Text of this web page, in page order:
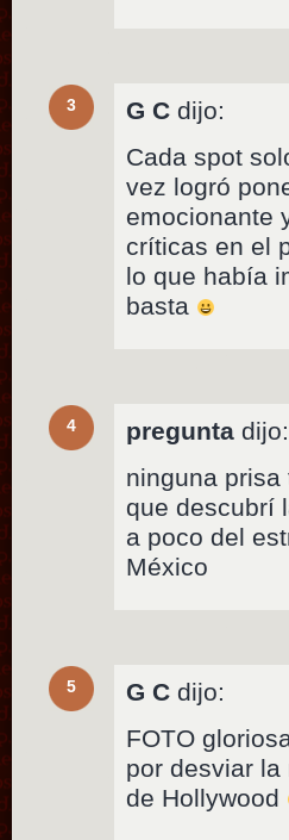
3 G C dijo:
Cada spot
vez logró
emocionante
críticas en el
lo que había
basta
4 pregunta dijo:
ninguna
que descubrí
a poco del
México
5 G C dijo:
FOTO
por desviar
de Hollywood